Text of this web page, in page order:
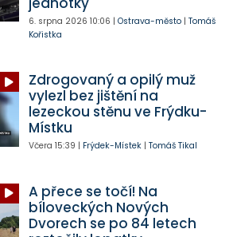
6. srpna 2026 10:06 | Ostrava-město| Tomáš
Kořistka
Zdrogovaný a opilý muž
vylezl bez jištění na
lezeckou stěnu ve Frýdku-
Místku
Včera 15:39 | Frýdek-Místek| Tomáš Tikal
A přece se točí! Na
bíloveckých Nových
Dvorech se po 84 letech